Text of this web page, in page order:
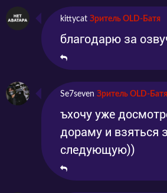
kittycat Зритель OLD-Батя
благодарю за
Se7seven Зритель OLD-Батя
ъхочу уже
дораму и взяться
следующую))